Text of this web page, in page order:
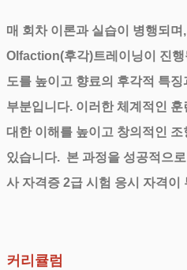
매 회차 이론과 실습이 병행되
Olfaction(후각)트레이닝이 진
도를 높이고 향료의 후각적 특
부분입니다. 이러한 체계적인 훈
대한 이해를 높이고 창의적인
있습니다. 본 과정을 성공적으
사 자격증 2급 시험 응시 자격이
커리큘럼